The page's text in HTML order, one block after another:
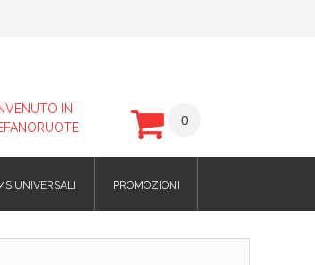
IN
0
UNIVERSALI PROMOZIONI